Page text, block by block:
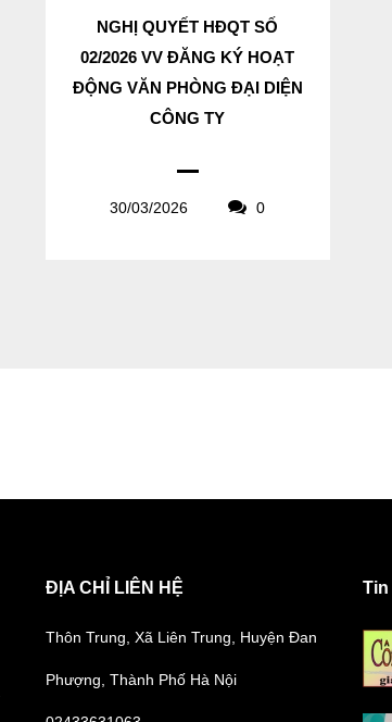
NGHỊ QUYẾT HĐQT SỐ
02/2026 VV ĐĂNG KÝ HOẠT
ĐỘNG VĂN PHÒNG ĐẠI DIỆN
CÔNG TY
30/03/2026 0
ĐỊA CHỈ LIÊN HỆ
Thôn Trung, Xã Liên Trung, Huyện Đan
Phượng, Thành Phố Hà Nội